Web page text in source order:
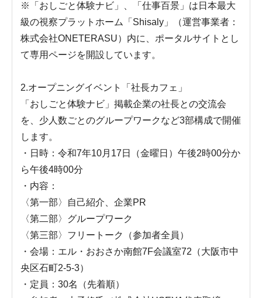
※「おしごと体験ナビ」、「仕事百景」は日本最大
級の視察プラットホーム「Shisaly」（運営事業者：
株式会社ONETERASU）内に、ポータルサイトとし
て専用ページを開設しています。
2.オープニングイベント「社長カフェ」
「おしごと体験ナビ」掲載企業の社長との交流会
を、少人数ごとのグループワークなど3部構成で開催
します。
・日時：令和7年10月17日（金曜日）午後2時00分か
ら午後4時00分
・内容：
〈第一部〉自己紹介、企業PR
〈第二部〉グループワーク
〈第三部〉フリートーク（参加者全員）
・会場：エル・おおさか南館7F会議室72（大阪市中
央区石町2-5-3）
・定員：30名（先着順）